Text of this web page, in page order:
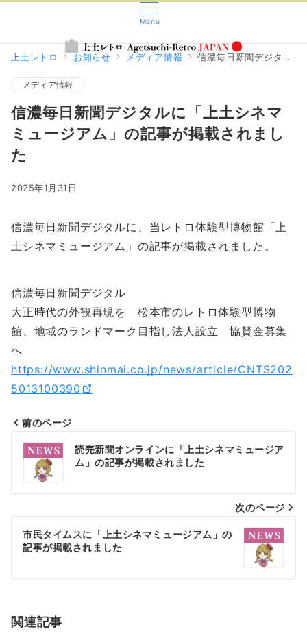
Menu
上土レトロ お知らせ メディア情報 信濃毎日新聞デジタルに「上土シネマミュージアム」の記事が掲載されました
メディア情報
信濃毎日新聞デジタルに「上土シネマ
ミュージアム」の記事が掲載されまし
た
2025年1月31日
信濃毎日新聞デジタルに、当レトロ体験型博物館「上
土シネマミュージアム」の記事が掲載されました。
信濃毎日新聞デジタル
大正時代の外観再現を 松本市のレトロ体験型博物
館、地域のランドマーク目指し法人設立 協賛金募集
へ
https://www.shinmai.co.jp/news/article/CNTS202
5013100390
投
ナ
ビ
ゲ
ー
シ
ン
前のページ
読売新聞オンラインに「上土シネマミュージア
ム」の記事が掲載されました
次のページ
市民タイムスに「上土シネマミュージアム」の
記事が掲載されました
関連記事